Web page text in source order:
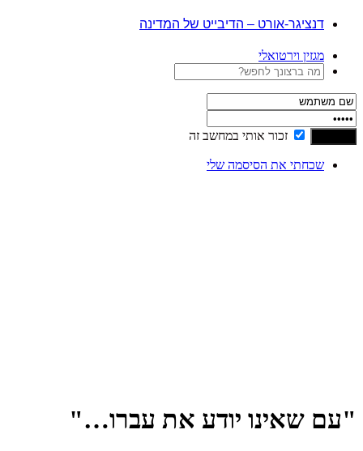
דנציגר-אורט – הדיבייט של המדינה
מגזין וירטואלי
זכור אותי במחשב זה
שכחתי את הסיסמה שלי
"עם שאינו יודע את עברו…"